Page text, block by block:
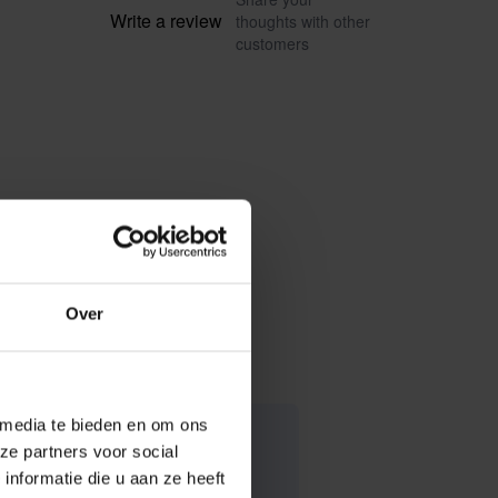
Over
te bieden en om ons
partners voor social
die u aan ze heeft
Write a review
thoughts with other
customers